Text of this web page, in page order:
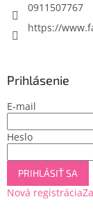
0911507767
https://
Prihlásenie
E-mail
Heslo
PRIHLÁSIŤ SA
Nová registrácia